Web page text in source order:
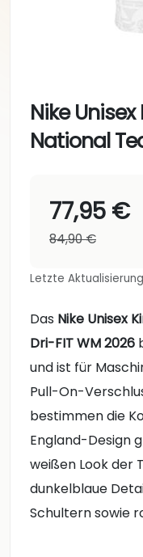
Nike
National
77,95 €
84,90 €
Letzte Aktualisierung:
Das Nike Unisex
Dri-FIT WM 2026
und ist für
Pull-On-
bestimmen die
England-Design
weißen Look der
dunkelblaue
Schultern sowie